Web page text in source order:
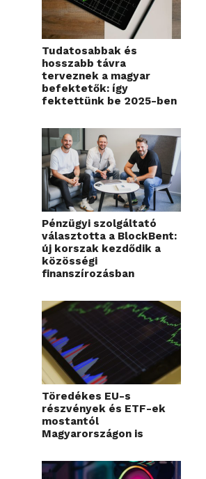
Tudatosabbak és
hosszabb távra
terveznek a magyar
befektetők: így
fektettünk be 2025-ben
Pénzügyi szolgáltató
választotta a BlockBent:
új korszak kezdődik a
közösségi
finanszírozásban
Töredékes EU-s
részvények és ETF-ek
mostantól
Magyarországon is